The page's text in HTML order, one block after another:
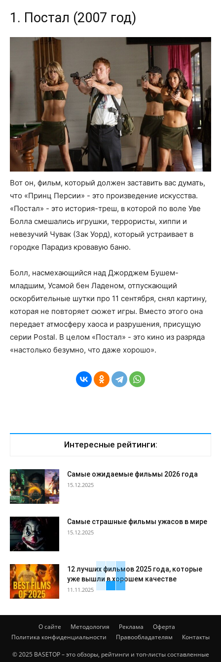
1. Постал (2007 год)
Вот он, фильм, который должен заставить вас думать,
что «Принц Персии» - это произведение искусства.
«Постал» - это история-треш, в которой по воле Уве
Болла смешались игрушки, террористы, хиппи и
невезучий Чувак (Зак Уорд), который устраивает в
городке Парадиз кровавую баню.
Болл, насмехающийся над Джорджем Бушем-
младшим, Усамой бен Ладеном, отпускающий
оскорбительные шутки про 11 сентября, снял картину,
которая не повторяет сюжет игры. Вместо этого она
передает атмосферу хаоса и разрушения, присущую
серии Postal. В целом «Постал» - это кино из разряда
«настолько безумно, что даже хорошо».
Интересные рейтинги:
Самые ожидаемые фильмы 2026 года
15.12.2025
Самые страшные фильмы ужасов в мире
15.12.2025
12 лучших фильмов 2025 года, которые
уже вышли в хорошем качестве
11.11.2025
О сайте Методология Реклама
Оферта
Политика конфиденциальности
Правообладателям Контакты
© 2025 BASETOP – это обзоры, рейтинги и топ-листы составленные